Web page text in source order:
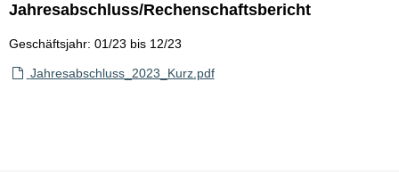
Jahresabschluss/Rechenschaftsbericht
Geschäftsjahr: 01/23 bis 12/23
Jahresabschluss_2023_Kurz.pdf